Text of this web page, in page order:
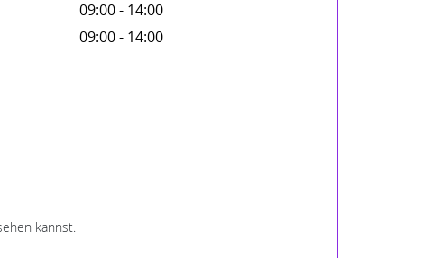
09:00 - 14:00
09:00 - 14:00
kannst.